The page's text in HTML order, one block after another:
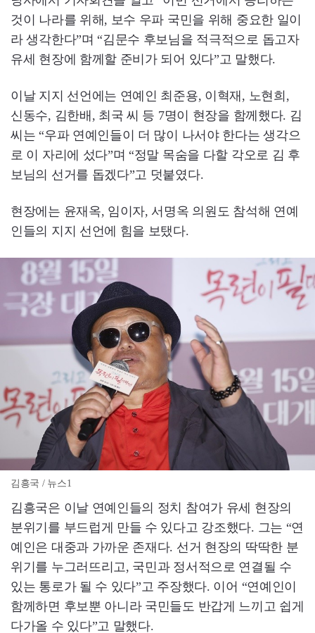
것이 나라를 위해, 보수 우파 국민을 위해 중요한 일이
라 생각한다”며 “김문수 후보님을 적극적으로 돕고자
유세 현장에 함께할 준비가 되어 있다”고 말했다.
이날 지지 선언에는 연예인 최준용, 이혁재, 노현희,
신동수, 김한배, 최국 씨 등 7명이 현장을 함께했다. 김
씨는 “우파 연예인들이 더 많이 나서야 한다는 생각으
로 이 자리에 섰다”며 “정말 목숨을 다할 각오로 김 후
보님의 선거를 돕겠다”고 덧붙였다.
현장에는 윤재옥, 임이자, 서명옥 의원도 참석해 연예
인들의 지지 선언에 힘을 보탰다.
김흥국 / 뉴스1
김흥국은 이날 연예인들의 정치 참여가 유세 현장의
분위기를 부드럽게 만들 수 있다고 강조했다. 그는 “연
예인은 대중과 가까운 존재다. 선거 현장의 딱딱한 분
위기를 누그러뜨리고, 국민과 정서적으로 연결될 수
있는 통로가 될 수 있다”고 주장했다. 이어 “연예인이
함께하면 후보뿐 아니라 국민들도 반갑게 느끼고 쉽게
다가올 수 있다”고 말했다.